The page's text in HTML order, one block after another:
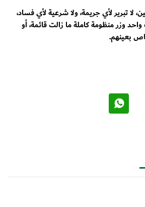
لا تبرير لأي جريمة، ولا شرعية لأي فساد،
وزر منظومة كاملة ما زالت قائمة، أو
بعينهم.